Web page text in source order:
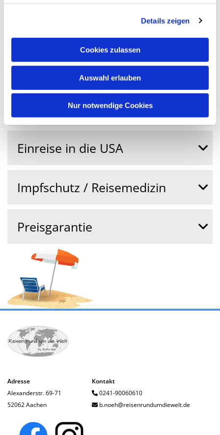
Details zeigen
Cookies zulassen
Auswahl erlauben
Nur notwendige Cookies
Einreise nach Kanada
online check-in
Einreise in die USA
Impfschutz / Reisemedizin
Preisgarantie
Adresse
Alexanderstr. 69-71
52062 Aachen
Kontakt
 0241-90060610
 b.noeh@reisenrundumdiewelt.de